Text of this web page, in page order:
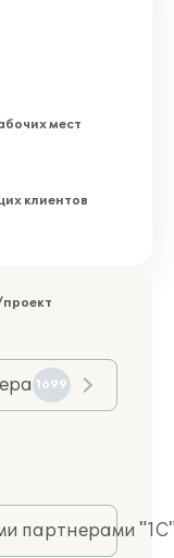
мест
клиентов
1699
партнерами